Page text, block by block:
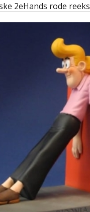
2eHands rode reeks